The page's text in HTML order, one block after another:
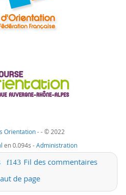
Orientation-- © 2022
en 0.094s -Administration
Fil des commentaires
de page